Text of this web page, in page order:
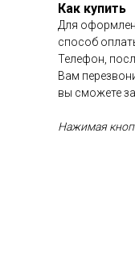
Как купить
Для
способ
Телефон,
Вам
вы сможете
Нажимая